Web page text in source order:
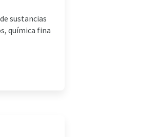
sustancias
química fina